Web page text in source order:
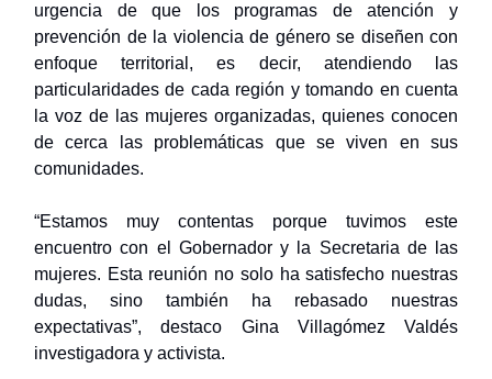
urgencia de que los programas de atención y
prevención de la violencia de género se diseñen con
enfoque territorial, es decir, atendiendo las
particularidades de cada región y tomando en cuenta
la voz de las mujeres organizadas, quienes conocen
de cerca las problemáticas que se viven en sus
comunidades.
“Estamos muy contentas porque tuvimos este
encuentro con el Gobernador y la Secretaria de las
mujeres. Esta reunión no solo ha satisfecho nuestras
dudas, sino también ha rebasado nuestras
expectativas”, destaco Gina Villagómez Valdés
investigadora y activista.